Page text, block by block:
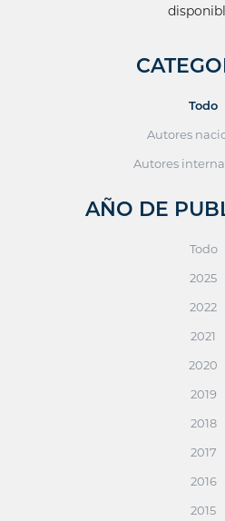
Todo
Autores
Autores
AÑO DE
Todo
2025
2022
2021
2020
2019
2018
2017
2016
2015